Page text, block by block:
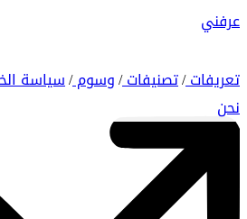
عرفني
تعريفات/ تصنيفات/ وسوم/ سياسة
نحن